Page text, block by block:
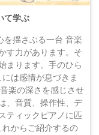
て学ぶ
を揺さぶる一台 音楽
す力があります。そ
まります。手のひら
は感情が息づきま
楽の深さを感じさせ
、音質、操作性、デ
ティックピアノに匹
からご紹介するの